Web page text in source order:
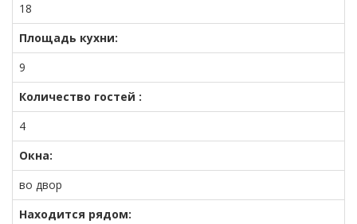
18
Площадь кухни:
9
Количество гостей :
4
Окна:
во двор
Находится рядом: